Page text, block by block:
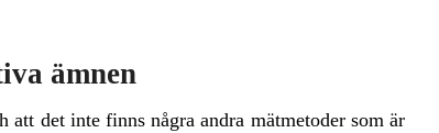
ämnen
det inte finns några andra mätmetoder som är